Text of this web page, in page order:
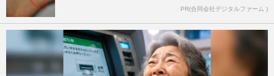
PR(合同会社デジタルファーム )